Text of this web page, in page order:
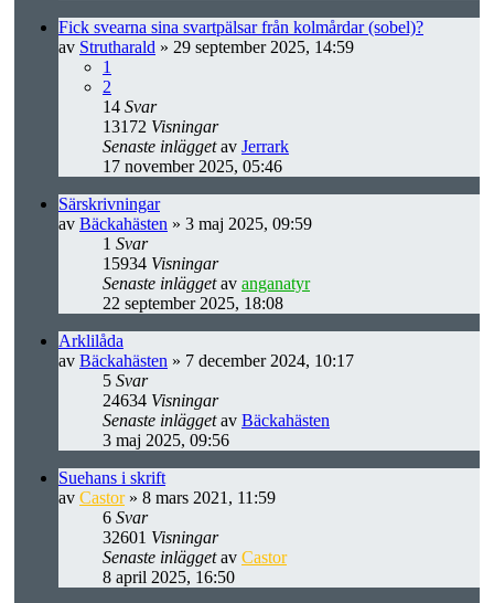
Fick svearna sina svartpälsar från kolmårdar (sobel)?
av Strutharald » 29 september 2025, 14:59
1
2
14 Svar
13172 Visningar
Senaste inläggetav Jerrark
17 november 2025, 05:46
Särskrivningar
av Bäckahästen » 3 maj 2025, 09:59
1 Svar
15934 Visningar
Senaste inläggetav anganatyr
22 september 2025, 18:08
Arklilåda
av Bäckahästen » 7 december 2024, 10:17
5 Svar
24634 Visningar
Senaste inläggetav Bäckahästen
3 maj 2025, 09:56
Suehans i skrift
av Castor» 8 mars 2021, 11:59
6 Svar
32601 Visningar
Senaste inläggetav Castor
8 april 2025, 16:50